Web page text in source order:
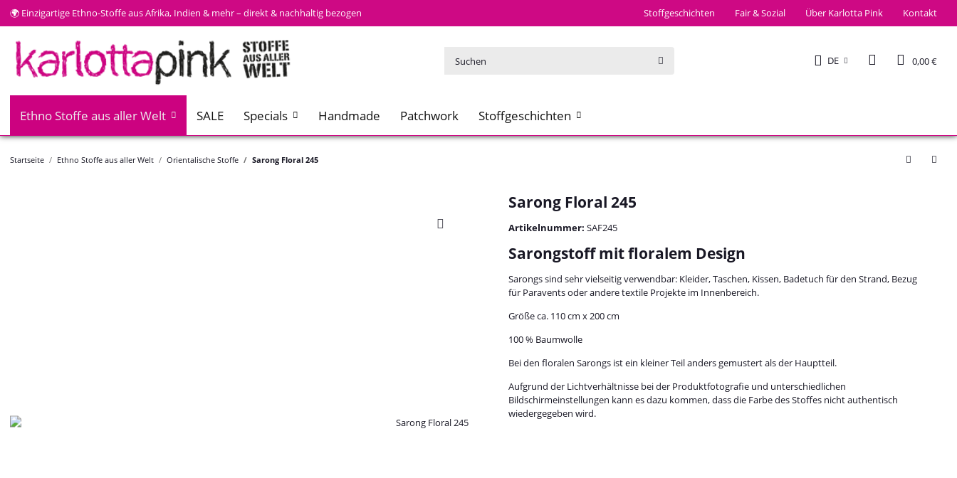
Stoffgeschichten Fair & Sozial Über Karlotta Pink Kontakt
🌍 Einzigartige Ethno-Stoffe aus Afrika, Indien & mehr – direkt & nachhaltig bezogen
DE 0,00 €
Ethno Stoffe aus aller Welt SALE Specials Handmade Patchwork Stoffgeschichten
Startseite Ethno Stoffe aus aller Welt Orientalische Stoffe Sarong Floral 245
Sarong Floral 245
Artikelnummer: SAF245
Sarongstoff mit floralem Design
Sarongs sind sehr vielseitig verwendbar: Kleider, Taschen, Kissen, Badetuch für den Strand, Bezug
für Paravents oder andere textile Projekte im Innenbereich.
Größe ca. 110 cm x 200 cm
100 % Baumwolle
Bei den floralen Sarongs ist ein kleiner Teil anders gemustert als der Hauptteil.
Aufgrund der Lichtverhältnisse bei der Produktfotografie und unterschiedlichen
Bildschirmeinstellungen kann es dazu kommen, dass die Farbe des Stoffes nicht authentisch
wiedergegeben wird.